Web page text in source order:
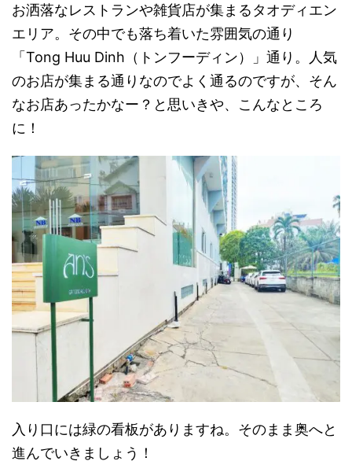
お洒落なレストランや雑貨店が集まるタオディエン
エリア。その中でも落ち着いた雰囲気の通り
「Tong Huu Dinh（トンフーディン）」通り。人気
のお店が集まる通りなのでよく通るのですが、そん
なお店あったかなー？と思いきや、こんなところ
に！
入り口には緑の看板がありますね。そのまま奥へと
進んでいきましょう！